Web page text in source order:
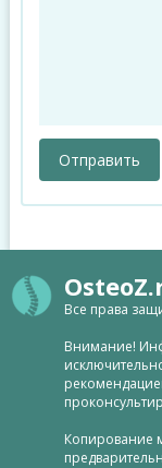
Все права
Внимание!
Копирование